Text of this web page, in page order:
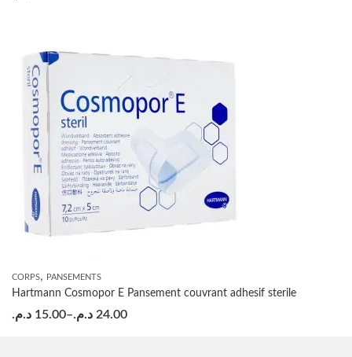
CORPS, PANSEMENTS
Hartmann Cosmopor E Pansement couvrant adhesif sterile
15.00 د.م. – 24.00 د.م.